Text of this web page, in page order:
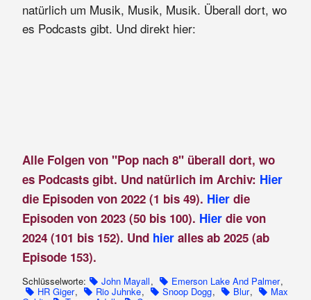
natürlich um Musik, Musik, Musik. Überall dort, wo
es Podcasts gibt. Und direkt hier:
Alle Folgen von "Pop nach 8" überall dort, wo
es Podcasts gibt. Und natürlich im Archiv: Hier
die Episoden von 2022 (1 bis 49). Hierdie
Episoden von 2023 (50 bis 100). Hier die von
2024 (101 bis 152). Und hier alles ab 2025 (ab
Episode 153).
Schlüsselworte: John Mayall, Emerson Lake And Palmer,
HR Giger, Rio Juhnke, Snoop Dogg, Blur, Max